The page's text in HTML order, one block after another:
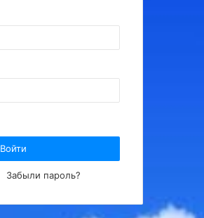
Войти
Забыли пароль?